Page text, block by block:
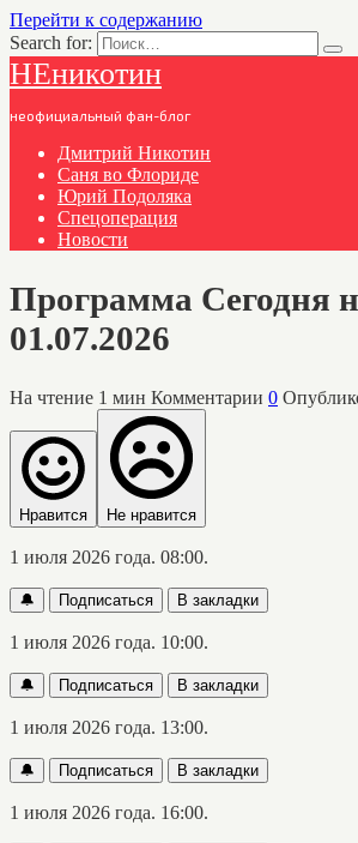
Перейти к содержанию
Search for:
НЕникотин
неофициальный фан-блог
Дмитрий Никотин
Саня во Флориде
Юрий Подоляка
Спецоперация
Новости
Программа Сегодня
01.07.2026
На чтение 1 мин Комментарии 0
Нравится Не нравится
1 июля 2026 года. 08:00.
🔔 Подписаться В закладки
1 июля 2026 года. 10:00.
🔔 Подписаться В закладки
1 июля 2026 года. 13:00.
🔔 Подписаться В закладки
1 июля 2026 года. 16:00.